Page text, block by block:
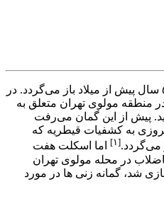
پیشینۀ سکونت در تهران به ۵۰۰۰ سال پیش از میلاد باز می‌گردد. در
در منطقه مولوی تهران متعلق به
پیش از این گمان می‌رفت
به کشفیات قیطریه که
[۱]
اما اسکلت هفت
در محله مولوی تهران
شد، گمانه زنی ها در مورد